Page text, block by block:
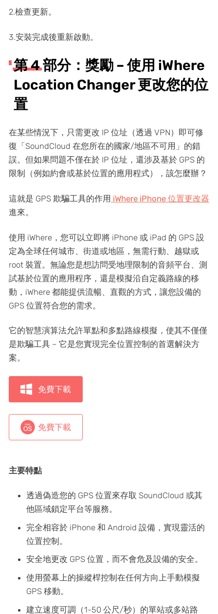
2.檢查更新。
3.安裝完成後重新啟動。
第 4 部分：獎勵 – 使用 iWhere
Location Changer 更改您的位
置
在某些情況下，只需更改 IP 位址（透過 VPN）即可修
復「SoundCloud 在您所在的國家/地區不可用」的錯
誤。但如果問題不僅在於 IP 位址，還涉及基於 GPS 的
限制（例如約會或基於位置的應用程式），該怎麼辦？
這就是 GPS 欺騙工具的作用 iWhere iPhone 位置更改器
進來。
使用 iWhere，您可以立即將 iPhone 或 iPad 的 GPS 設
定為全球任何城市、街道或地區，無需行動、越獄或
root 裝置。無論您是想訪問受地理限制的音頻平台、測
試基於位置的應用程序，還是模擬沿自定義路線的移
動，iWhere 都能提供流暢、直觀的方式，讓您設備的
GPS 位置符合您的需求。
它的智慧演算法允許單點和多點路線模擬，使其不僅僅
是欺騙工具 – 它是您實現完全位置控制的首選解決方
案。
免費下載
免費下載
主要特點
透過偽造您的 GPS 位置來存取 SoundCloud 或其
他區域鎖定平台等服務。
完全相容於 iPhone 和 Android 設備，實現靈活的
位置控制。
安全地更改 GPS 位置，而不會危及設備的安全。
使用螢幕上的操縱桿控制在任何方向上手動模擬
GPS 移動。
建立速度可調（1-50 公尺/秒）的單站或多站路